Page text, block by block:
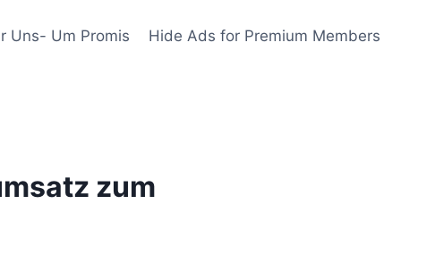
Uns- Um Promis Hide Ads for Premium Members
zum